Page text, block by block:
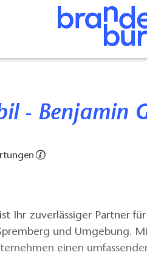
- Benjamin
ist Ihr zuverlässiger Partner für
und Umgebung.
einen